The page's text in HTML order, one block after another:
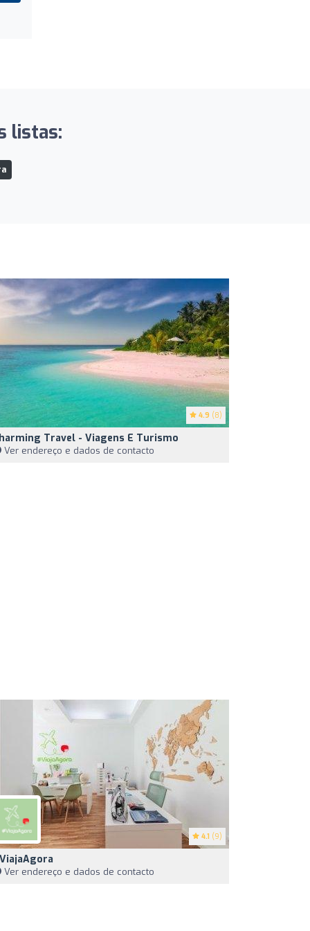
listas:
4.9 (8)
Travel - Viagens E Turismo
Ver endereço e dados de contacto
4.1 (9)
Ver endereço e dados de contacto